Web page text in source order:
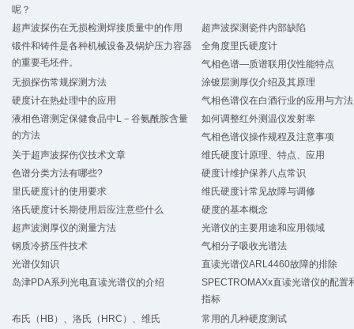
呢？
超声波探伤在无损检测焊接质量中的作用
超声波探测瓷件内部缺陷
锻件和铸件是各种机械设备及锅炉压力容器
的重要毛坯件。
全角度里氏硬度计
气相色谱—质谱联用仪性能特点
无损探伤常规探测方法
涂镀层测厚仪介绍及其原理
硬度计在热处理中的应用
气相色谱仪在白酒行业的应用与方法
液相色谱测定保健食品中L－谷氨酰胺含量
的方法
如何调整红外测温仪发射率
气相色谱仪操作规程及注意事项
关于超声波探伤仪技术文章
维氏硬度计原理、特点、应用
色谱分类方法有哪些?
硬度计维护保养八点常识
里氏硬度计的使用要求
维氏硬度计常见故障与调修
洛氏硬度计长期使用后应注意些什么
硬度的基本概念
超声波测厚仪的测量方法
光谱仪的主要用途和应用领域
钢质冷挤压件技术
气相分子吸收光谱法
光谱仪知识
直读光谱仪ARL4460故障的排除
岛津PDA系列光电直读光谱仪的介绍
SPECTROMAXx直读光谱仪的配置
指标
布氏（HB）、洛氏（HRC）、维氏
常用的几种硬度测试